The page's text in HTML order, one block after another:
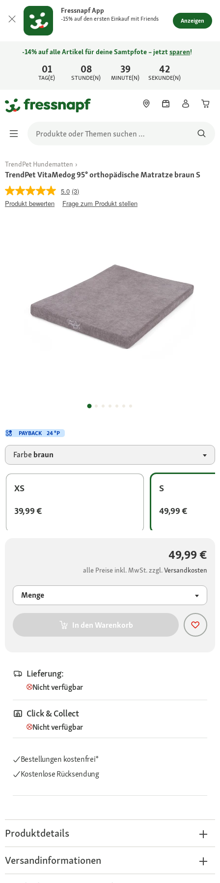
Fressnapf App
-15% auf den ersten Einkauf mit Friends Anzeigen
01
TAG(E)
08
STUNDE(N)
39
MINUTE(N)
42
SEKUNDE(N)
-14% auf alle Artikel für deine Samtpfote – jetztsparen!
TrendPet Hundematten
TrendPet VitaMedog 95° orthopädische Matratze braun S
5.0 (3)
Produkt bewerten
Frage zum Produkt stellen
Farbe braun
XS
39,99 €
S
49,99 €
49,99 €
alle Preise inkl. MwSt. zzgl.Versandkosten
Menge
In den Warenkorb
Lieferung:
Nicht verfügbar
Click & Collect
Nicht verfügbar
Bestellungen kostenfrei*
Kostenlose Rücksendung
PAYBACK 24 °P
Produktdetails
Versandinformationen